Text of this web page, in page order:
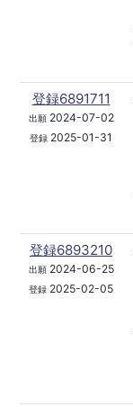
登録6891711
出願2024-07-02
登録 2025-01-31
登録6893210
出願2024-06-25
登録 2025-02-05